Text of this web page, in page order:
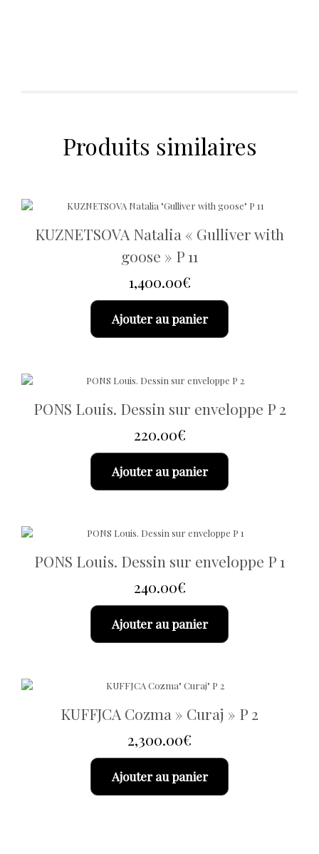
Produits similaires
KUZNETSOVA Natalia « Gulliver with
goose » P 11
1,400.00€
Ajouter au panier
PONS Louis. Dessin sur enveloppe P 2
220.00€
Ajouter au panier
PONS Louis. Dessin sur enveloppe P 1
240.00€
Ajouter au panier
KUFFJCA Cozma » Curaj » P 2
2,300.00€
Ajouter au panier